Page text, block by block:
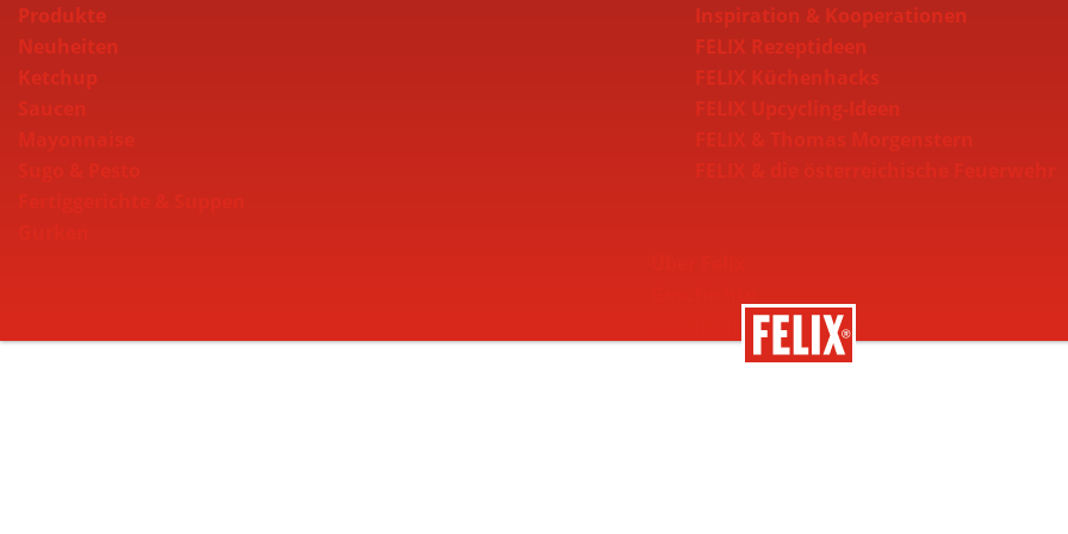
Produkte
Neuheiten
Ketchup
Saucen
Inspiration & Kooperationen
FELIX Rezeptideen
FELIX Küchenhacks
FELIX Upcycling-Ideen
Nachhaltigkeit